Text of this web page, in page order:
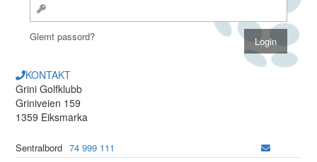
Glemt passord?
KONTAKT
Grini Golfklubb
Griniveien 159
1359 Eiksmarka
Sentralbord 74 999 111